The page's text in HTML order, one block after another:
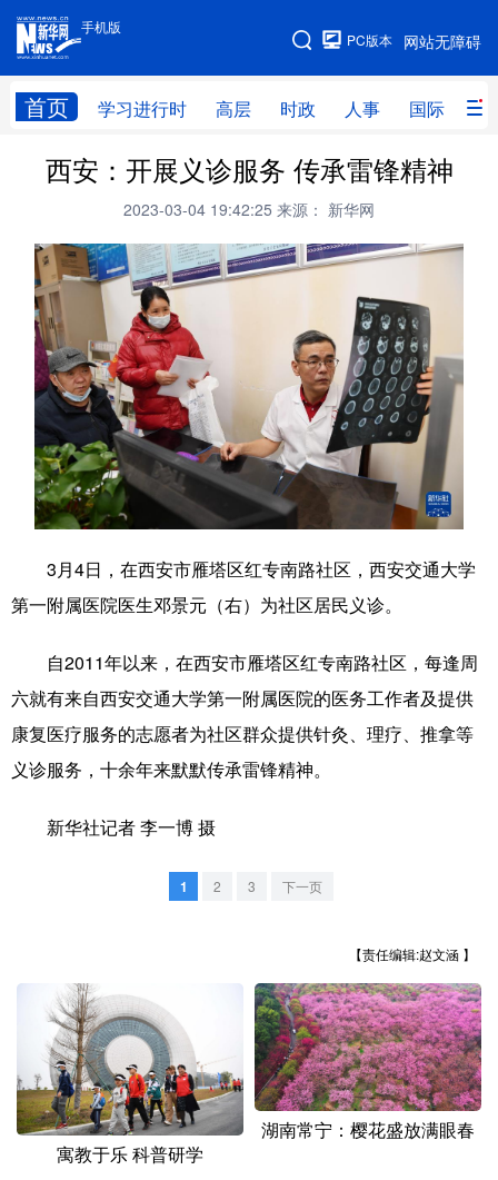
手机版
网站无障碍
PC版本
首页 学习进行时 高层 时政 人事 国际 财
手机版
网站地图
学习进行时 高层 时政 人事
财经 网评
台湾 思客智库 全球连线 教育
科技 体育
文化 书画 健康 军事
访谈 视频 图片 政务
法律 中央文件 金融 汽车
食品 人居 信息化 数字经济
文化产业
地方频道
江西
山东 湖北 湖南
广东 广西 海南 重庆
四川 贵州 云南 西藏
陕西 甘肃 青海 宁夏
西安：开展义诊服务 传承雷锋精神
2023-03-04 19:42:25 来源： 新华网
3月4日，在西安市雁塔区红专南路社区，西安交通大学
第一附属医院医生邓景元（右）为社区居民义诊。
自2011年以来，在西安市雁塔区红专南路社区，每逢周
六就有来自西安交通大学第一附属医院的医务工作者及提供
康复医疗服务的志愿者为社区群众提供针灸、理疗、推拿等
义诊服务，十余年来默默传承雷锋精神。
新华社记者 李一博 摄
1 2 3 下一页
【责任编辑:赵文涵 】
寓教于乐 科普研学
湖南常宁：樱花盛放满眼春